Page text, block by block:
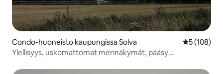
Condo-huoneisto kaupungissa Solva
5 (108)
Ylellisyys, uskomattomat merinäkymät, pääsy